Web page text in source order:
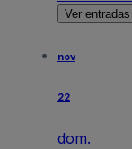
Ver entradas
nov
22
dom.